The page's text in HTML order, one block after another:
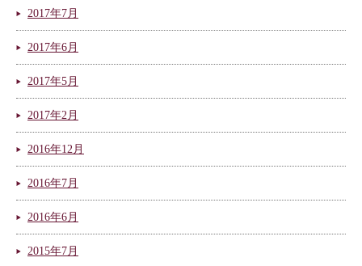
2017年7月
2017年6月
2017年5月
2017年2月
2016年12月
2016年7月
2016年6月
2015年7月